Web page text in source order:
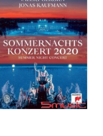
WESENDONCK-
LIEDER, BERG:
SEVEN EARLY
SONGS & MAHLER: